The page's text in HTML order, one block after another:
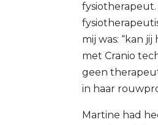
fysiotherapeut.
mij was: “kan
met Cranio
geen
in haar
Martine had